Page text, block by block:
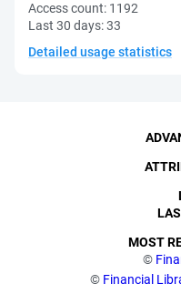
Access count: 1192
Last 30 days:33
Detailed usage statistics
©
© Financial
MOST